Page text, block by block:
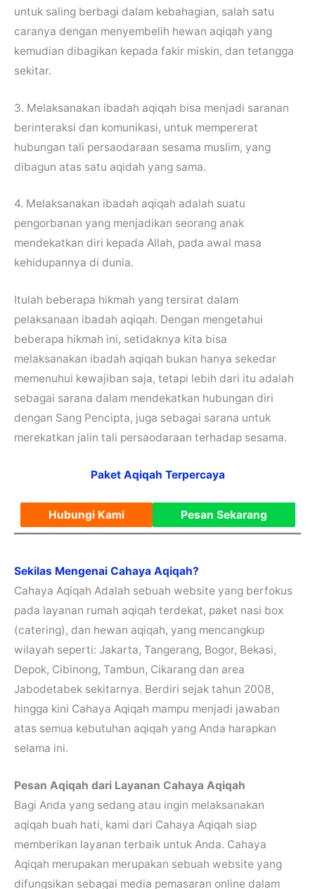
untuk saling berbagi dalam kebahagian, salah satu
caranya dengan menyembelih hewan aqiqah yang
kemudian dibagikan kepada fakir miskin, dan tetangga
sekitar.
3. Melaksanakan ibadah aqiqah bisa menjadi saranan
berinteraksi dan komunikasi, untuk mempererat
hubungan tali persaodaraan sesama muslim, yang
dibagun atas satu aqidah yang sama.
4. Melaksanakan ibadah aqiqah adalah suatu
pengorbanan yang menjadikan seorang anak
mendekatkan diri kepada Allah, pada awal masa
kehidupannya di dunia.
Itulah beberapa hikmah yang tersirat dalam
pelaksanaan ibadah aqiqah. Dengan mengetahui
beberapa hikmah ini, setidaknya kita bisa
melaksanakan ibadah aqiqah bukan hanya sekedar
memenuhui kewajiban saja, tetapi lebih dari itu adalah
sebagai sarana dalam mendekatkan hubungan diri
dengan Sang Pencipta, juga sebagai sarana untuk
merekatkan jalin tali persaodaraan terhadap sesama.
Paket Aqiqah Terpercaya
Hubungi Kami Pesan Sekarang
Sekilas Mengenai Cahaya Aqiqah?
Cahaya Aqiqah Adalah sebuah website yang berfokus
pada layanan rumah aqiqah terdekat, paket nasi box
(catering), dan hewan aqiqah, yang mencangkup
wilayah seperti: Jakarta, Tangerang, Bogor, Bekasi,
Depok, Cibinong, Tambun, Cikarang dan area
Jabodetabek sekitarnya. Berdiri sejak tahun 2008,
hingga kini Cahaya Aqiqah mampu menjadi jawaban
atas semua kebutuhan aqiqah yang Anda harapkan
selama ini.
Pesan Aqiqah dari Layanan Cahaya Aqiqah
Bagi Anda yang sedang atau ingin melaksanakan
aqiqah buah hati, kami dari Cahaya Aqiqah siap
memberikan layanan terbaik untuk Anda. Cahaya
Aqiqah merupakan merupakan sebuah website yang
difungsikan sebagai media pemasaran online dalam